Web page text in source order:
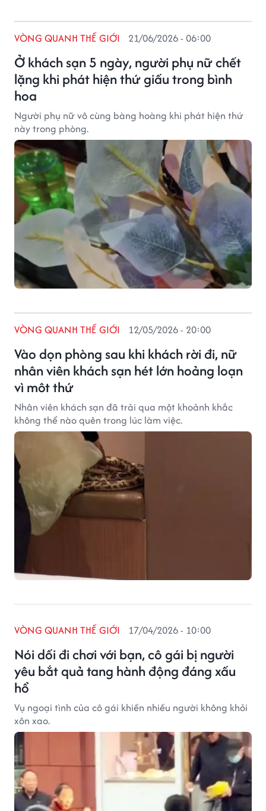
Ở khách sạn 5 ngày, người phụ nữ chết
lặng khi phát hiện thứ giấu trong bình
hoa
VÒNG QUANH THẾ GIỚI 21/06/2026 - 06:00
Người phụ nữ vô cùng bàng hoàng khi phát hiện thứ
này trong phòng.
Vào dọn phòng sau khi khách rời đi, nữ
nhân viên khách sạn hét lớn hoảng loạn
vì môt thứ
VÒNG QUANH THẾ GIỚI 12/05/2026 - 20:00
Nhân viên khách sạn đã trải qua một khoảnh khắc
không thể nào quên trong lúc làm việc.
Nói dối đi chơi với bạn, cô gái bị người
yêu bắt quả tang hành động đáng xấu
hổ
VÒNG QUANH THẾ GIỚI 17/04/2026 - 10:00
Vụ ngoại tình của cô gái khiến nhiều người không khỏi
xôn xao.